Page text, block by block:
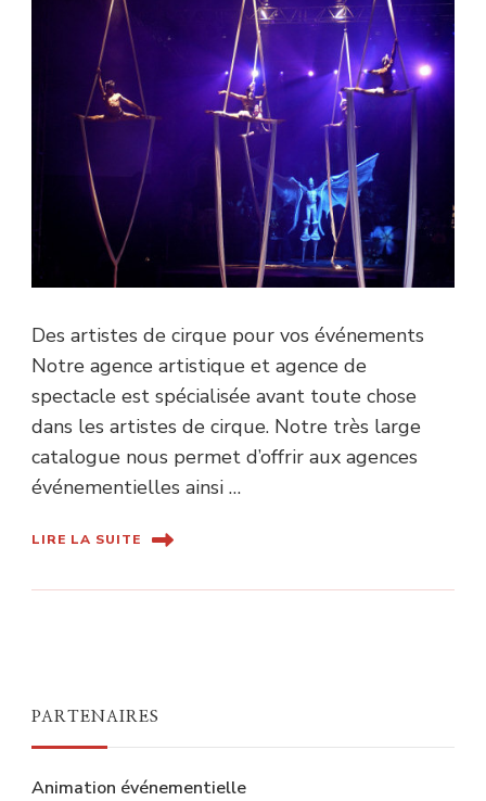
Des artistes de cirque pour vos événements
Notre agence artistique et agence de
spectacle est spécialisée avant toute chose
dans les artistes de cirque. Notre très large
catalogue nous permet d’offrir aux agences
événementielles ainsi …
LIRE LA SUITE
PARTENAIRES
Animation événementielle